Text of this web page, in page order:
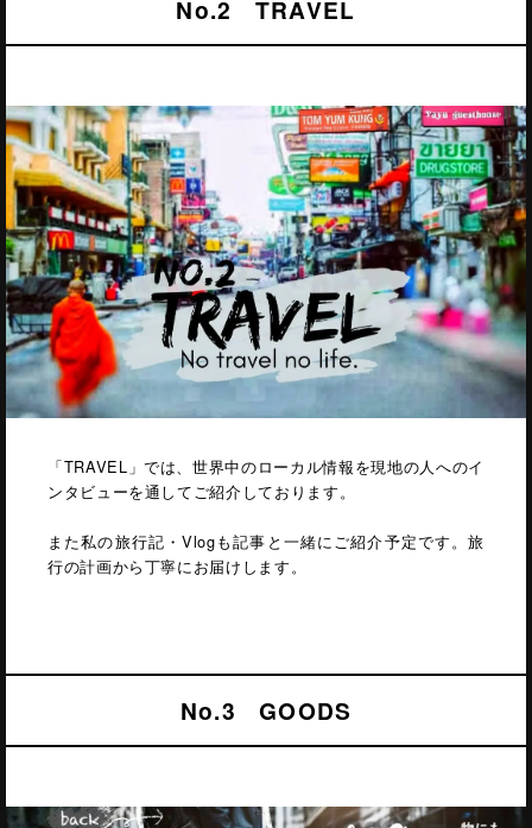
No.2 TRAVEL
「TRAVEL」では、世界中のローカル情報を現地の人へのイ
ンタビューを通してご紹介しております。
また私の旅行記・Vlogも記事と一緒にご紹介予定です。旅
行の計画から丁寧にお届けします。
No.3 GOODS